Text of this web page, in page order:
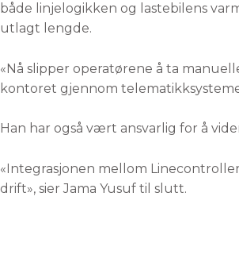
både linjelogikken og lastebilens
utlagt lengde.
«Nå slipper operatørene å ta
kontoret gjennom
Han har også vært ansvarlig for å
«Integrasjonen mellom
drift», sier Jama Yusuf til slutt.